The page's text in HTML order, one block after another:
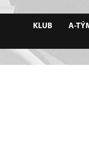
KLUB A-